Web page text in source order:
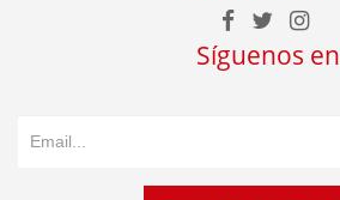
Síguenos en